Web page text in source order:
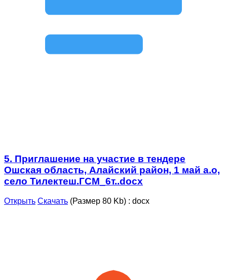
5. Приглашение на участие в тендере
Ошская область, Алайский район, 1 май а.о,
село Тилектеш.ГСМ_6т..docx
Открыть Скачать (Размер 80 Kb) : docx